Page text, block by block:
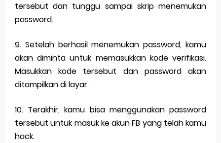
tersebut dan tunggu sampai skrip menemukan
password.
9. Setelah berhasil menemukan password, kamu
akan diminta untuk memasukkan kode verifikasi.
Masukkan kode tersebut dan password akan
ditampilkan di layar.
10. Terakhir, kamu bisa menggunakan password
tersebut untuk masuk ke akun FB yang telah kamu
hack.